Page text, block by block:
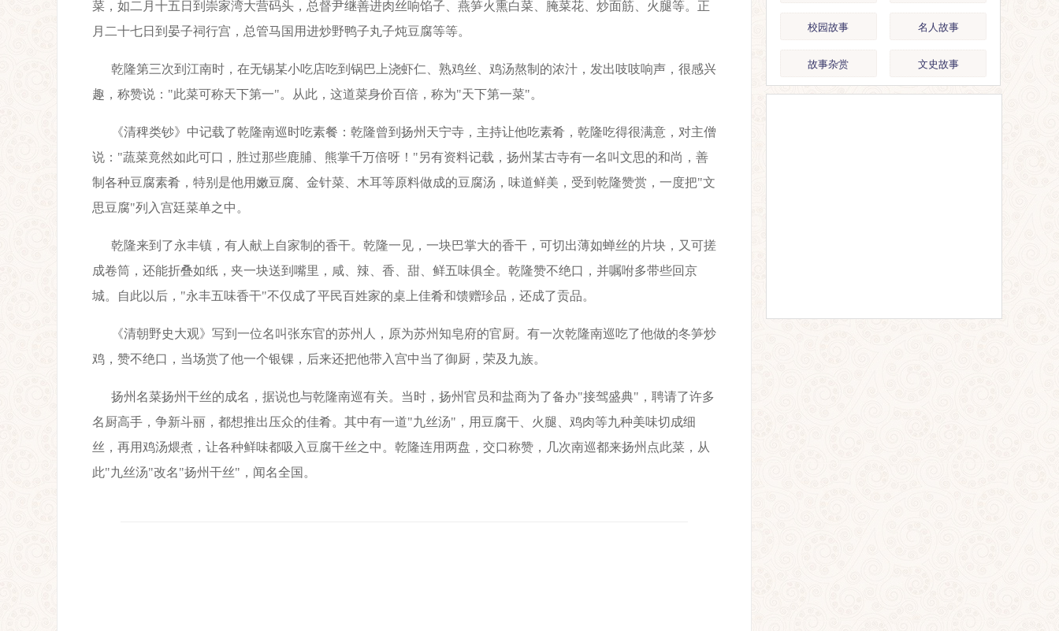
菜，如二月十五日到崇家湾大营码头，总督尹继善进肉丝响馅子、燕笋火熏白菜、腌菜花、炒面筋、火腿等。正
月二十七日到晏子祠行宫，总管马国用进炒野鸭子丸子炖豆腐等等。
乾隆第三次到江南时，在无锡某小吃店吃到锅巴上浇虾仁、熟鸡丝、鸡汤熬制的浓汁，发出吱吱响声，很感兴
趣，称赞说："此菜可称天下第一"。从此，这道菜身价百倍，称为"天下第一菜"。
《清稗类钞》中记载了乾隆南巡时吃素餐：乾隆曾到扬州天宁寺，主持让他吃素肴，乾隆吃得很满意，对主僧
说："蔬菜竟然如此可口，胜过那些鹿脯、熊掌千万倍呀！"另有资料记载，扬州某古寺有一名叫文思的和尚，善
制各种豆腐素肴，特别是他用嫩豆腐、金针菜、木耳等原料做成的豆腐汤，味道鲜美，受到乾隆赞赏，一度把"文
思豆腐"列入宫廷菜单之中。
乾隆来到了永丰镇，有人献上自家制的香干。乾隆一见，一块巴掌大的香干，可切出薄如蝉丝的片块，又可搓
成卷筒，还能折叠如纸，夹一块送到嘴里，咸、辣、香、甜、鲜五味俱全。乾隆赞不绝口，并嘱咐多带些回京
城。自此以后，"永丰五味香干"不仅成了平民百姓家的桌上佳肴和馈赠珍品，还成了贡品。
《清朝野史大观》写到一位名叫张东官的苏州人，原为苏州知皂府的官厨。有一次乾隆南巡吃了他做的冬笋炒
鸡，赞不绝口，当场赏了他一个银锞，后来还把他带入宫中当了御厨，荣及九族。
扬州名菜扬州干丝的成名，据说也与乾隆南巡有关。当时，扬州官员和盐商为了备办"接驾盛典"，聘请了许多
名厨高手，争新斗丽，都想推出压众的佳肴。其中有一道"九丝汤"，用豆腐干、火腿、鸡肉等九种美味切成细
丝，再用鸡汤煨煮，让各种鲜味都吸入豆腐干丝之中。乾隆连用两盘，交口称赞，几次南巡都来扬州点此菜，从
此"九丝汤"改名"扬州干丝"，闻名全国。
校园故事 名人故事
故事杂赏 文史故事